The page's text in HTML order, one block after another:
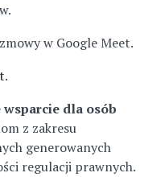
w Google Meet.
.
dla osób
z zakresu
generowanych
regulacji prawnych.